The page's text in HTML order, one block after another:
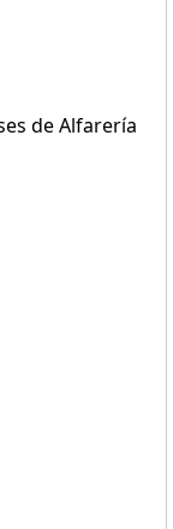
de Alfarería